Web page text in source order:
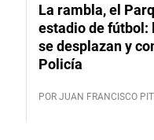
La rambla, el
estadio de fútbol:
se desplazan y
Policía
POR JUAN FRANCISCO